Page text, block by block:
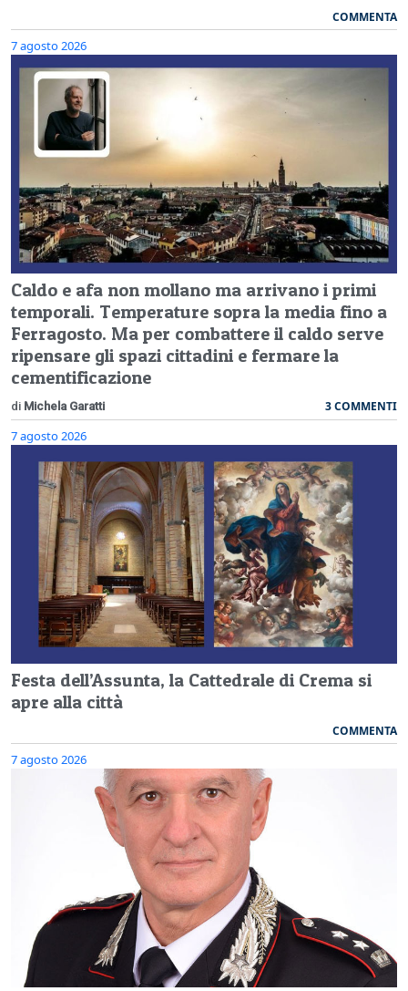
COMMENTA
7 agosto 2026
Caldo e afa non mollano ma arrivano i primi
temporali. Temperature sopra la media fino a
Ferragosto. Ma per combattere il caldo serve
ripensare gli spazi cittadini e fermare la
cementificazione
di Michela Garatti 3 COMMENTI
7 agosto 2026
Festa dell’Assunta, la Cattedrale di Crema si
apre alla città
COMMENTA
7 agosto 2026